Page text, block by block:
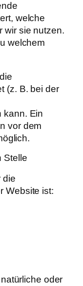
welche
wir sie nutzen.
welchem
(z. B. bei der
kann. Ein
vor dem
Stelle
die
Website ist:
oder